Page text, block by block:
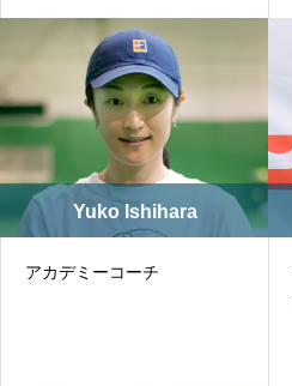
Yuko Ishihara
アカデミーコーチ